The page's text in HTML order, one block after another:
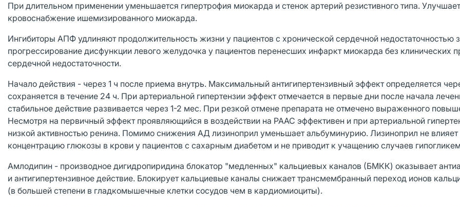
При длительном применении уменьшается гипертрофия миокарда и стенок артерий резистивного типа. Улучшает
кровоснабжение ишемизированного миокарда.
Ингибиторы АПФ удлиняют продолжительность жизни у пациентов с хронической сердечной недостаточностью
прогрессирование дисфункции левого желудочка у пациентов перенесших инфаркт миокарда без клинических
сердечной недостаточности.
Начало действия - через 1 ч после приема внутрь. Максимальный антигипертензивный эффект определяется
сохраняется в течение 24 ч. При артериальной гипертензии эффект отмечается в первые дни после начала
стабильное действие развивается через 1-2 мес. При резкой отмене препарата не отмечено выраженного
Несмотря на первичный эффект проявляющийся в воздействии на РААС эффективен и при артериальной
низкой активностью ренина. Помимо снижения АД лизиноприл уменьшает альбуминурию. Лизиноприл не влияет
концентрацию глюкозы в крови у пациентов с сахарным диабетом и не приводит к учащению случаев
Амлодипин - производное дигидропиридина блокатор "медленных" кальциевых каналов (БМКК) оказывает
и антигипертензивное действие. Блокирует кальциевые каналы снижает трансмембранный переход ионов
(в большей степени в гладкомышечные клетки сосудов чем в кардиомиоциты).